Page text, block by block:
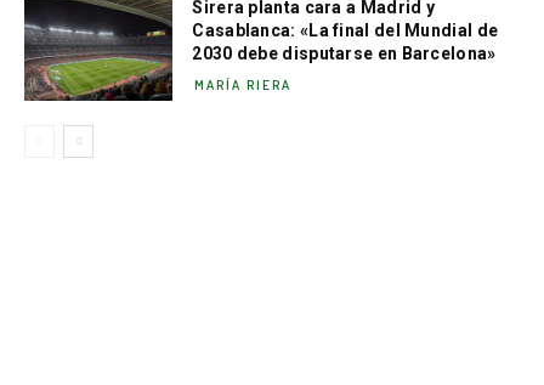
Sirera planta cara a Madrid y
Casablanca: «La final del Mundial de
2030 debe disputarse en Barcelona»
MARÍA RIERA